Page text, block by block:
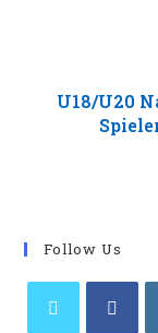
U18/U20
Follow Us